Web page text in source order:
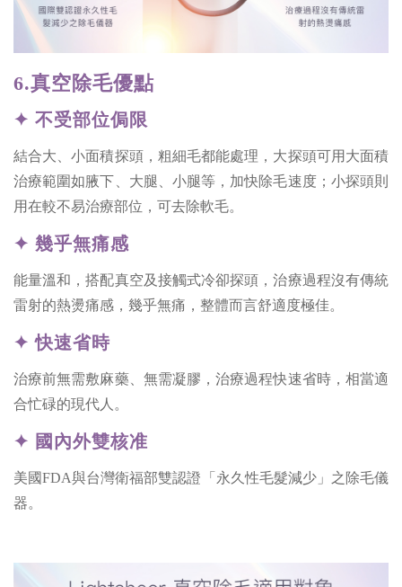
6.真空除毛優點
✦ 不受部位侷限
結合大、小面積探頭，粗細毛都能處理，大探頭可用大面積
治療範圍如腋下、大腿、小腿等，加快除毛速度；小探頭則
用在較不易治療部位，可去除軟毛。
✦ 幾乎無痛感
能量溫和，搭配真空及接觸式冷卻探頭，治療過程沒有傳統
雷射的熱燙痛感，幾乎無痛，整體而言舒適度極佳。
✦ 快速省時
治療前無需敷麻藥、無需凝膠，治療過程快速省時，相當適
合忙碌的現代人。
✦ 國內外雙核准
美國FDA與台灣衛福部雙認證「永久性毛髮減少」之除毛儀
器。